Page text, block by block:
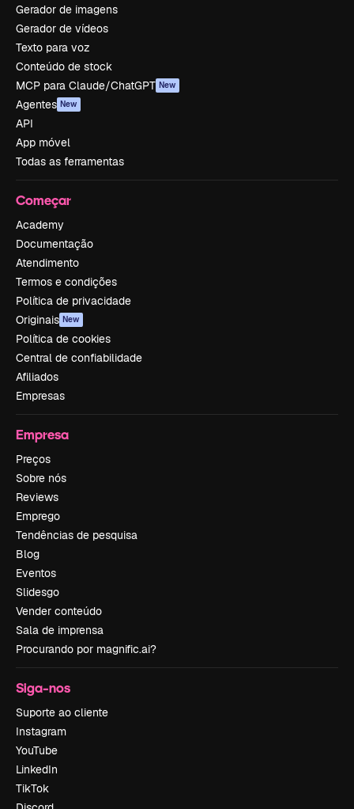
Gerador de imagens
Gerador de vídeos
Texto para voz
Conteúdo de stock
MCP para Claude/ChatGPT New
Agentes New
API
App móvel
Todas as ferramentas
Começar
Academy
Documentação
Atendimento
Termos e condições
Política de privacidade
Originais New
Política de cookies
Central de confiabilidade
Afiliados
Empresas
Empresa
Preços
Sobre nós
Reviews
Emprego
Tendências de pesquisa
Blog
Eventos
Slidesgo
Vender conteúdo
Sala de imprensa
Procurando por magnific.ai?
Siga-nos
Suporte ao cliente
Instagram
YouTube
LinkedIn
TikTok